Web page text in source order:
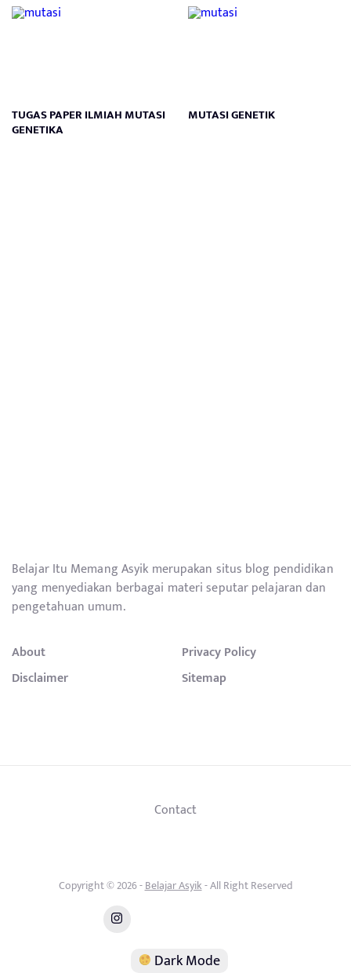
TUGAS PAPER ILMIAH MUTASI
GENETIKA
MUTASI GENETIK
Belajar Itu Memang Asyik merupakan situs blog pendidikan
yang menyediakan berbagai materi seputar pelajaran dan
pengetahuan umum.
About
Privacy Policy
Disclaimer
Sitemap
Contact
Copyright © 2026 -Belajar Asyik- All Right Reserved
Dark Mode